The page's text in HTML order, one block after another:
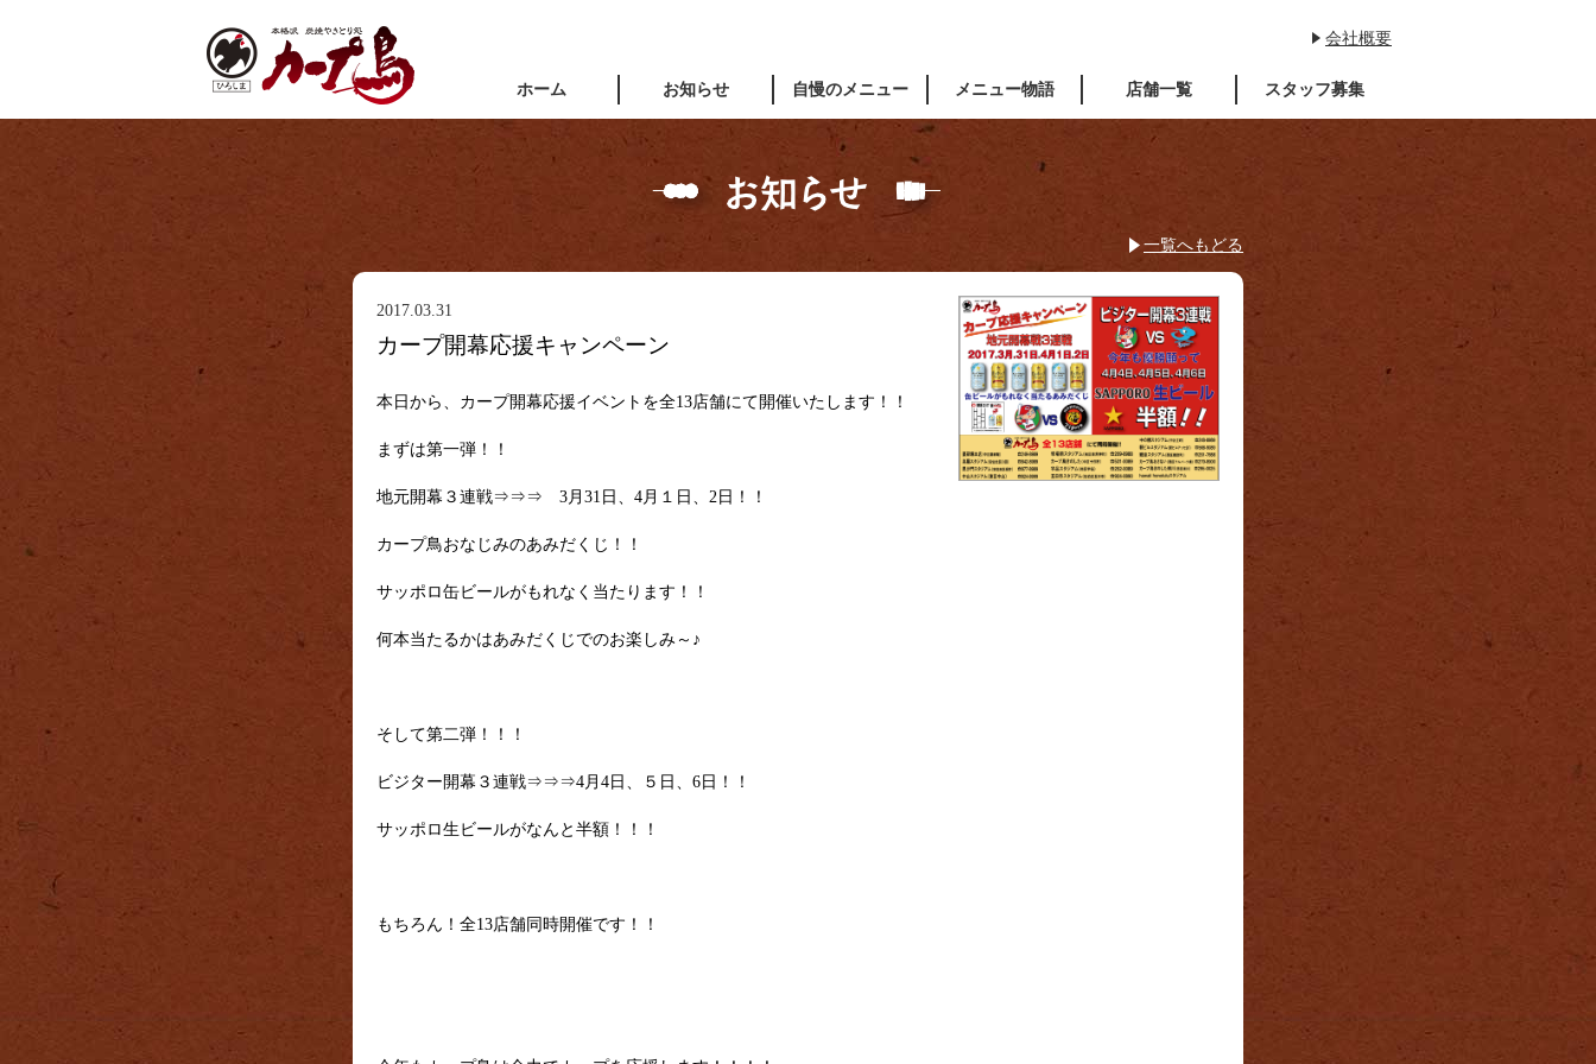
ホーム お知らせ 自慢のメニュー メニュー物語 店舗一覧 スタッフ募集
会社概要
一覧へもどる
2017.03.31
カープ開幕応援キャンペーン
本日から、カープ開幕応援イベントを全13店舗にて開催いたします！！
まずは第一弾！！
地元開幕３連戦⇒⇒⇒ 3月31日、4月１日、2日！！
カープ鳥おなじみのあみだくじ！！
サッポロ缶ビールがもれなく当たります！！
何本当たるかはあみだくじでのお楽しみ～♪
そして第二弾！！！
ビジター開幕３連戦⇒⇒⇒4月4日、５日、6日！！
サッポロ生ビールがなんと半額！！！
もちろん！全13店舗同時開催です！！